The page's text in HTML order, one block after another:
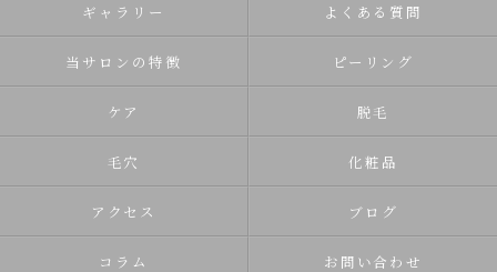
ギャラリー よくある質問
当サロンの特徴 ピーリング
ケア 脱毛
毛穴 化粧品
アクセス ブログ
コラム お問い合わせ